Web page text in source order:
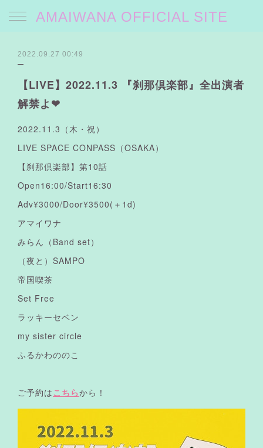
AMAIWANA OFFICIAL SITE
2022.09.27 00:49
【LIVE】2022.11.3 『刹那倶楽部』全出演者
解禁よ❤︎
2022.11.3（木・祝）
LIVE SPACE CONPASS（OSAKA）
【刹那倶楽部】第10話
Open16:00/Start16:30
Adv¥3000/Door¥3500(＋1d)
アマイワナ
みらん（Band set）
（夜と）SAMPO
帝国喫茶
Set Free
ラッキーセベン
my sister circle
ふるかわののこ
ご予約はこちらから！